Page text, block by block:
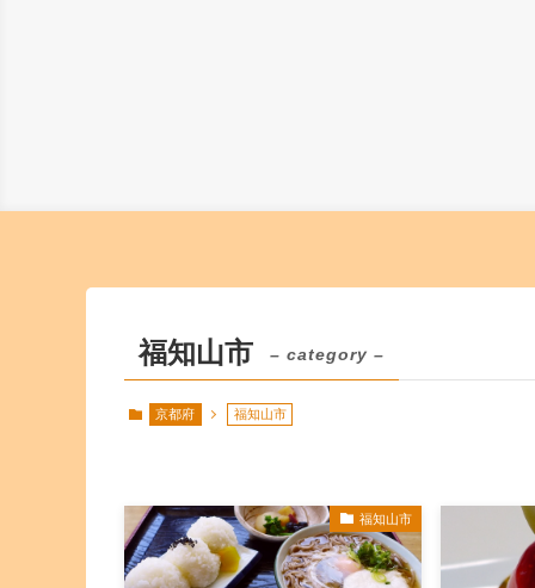
福知山市 – category –
京都府 福知山市
福知山市